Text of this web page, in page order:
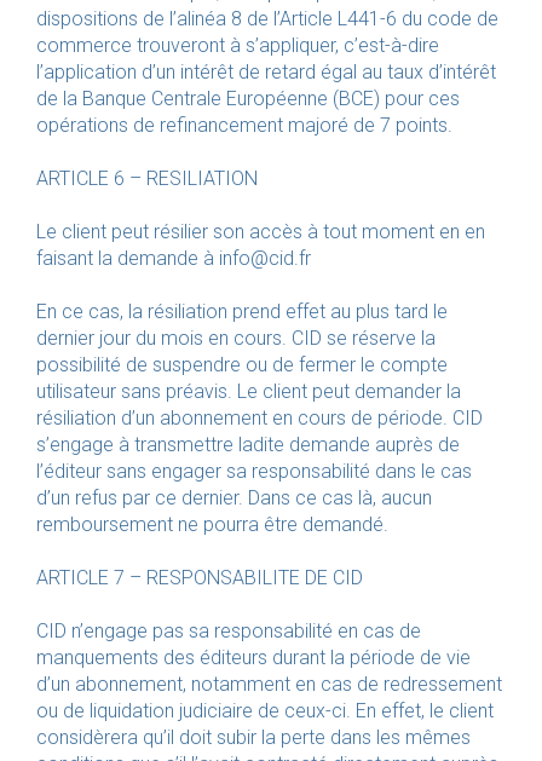
dispositions de l’alinéa 8 de l’Article L441-6 du code de
commerce trouveront à s’appliquer, c’est-à-dire
l’application d’un intérêt de retard égal au taux d’intérêt
de la Banque Centrale Européenne (BCE) pour ces
opérations de refinancement majoré de 7 points.
ARTICLE 6 – RESILIATION
Le client peut résilier son accès à tout moment en en
faisant la demande à info@cid.fr
En ce cas, la résiliation prend effet au plus tard le
dernier jour du mois en cours. CID se réserve la
possibilité de suspendre ou de fermer le compte
utilisateur sans préavis. Le client peut demander la
résiliation d’un abonnement en cours de période. CID
s’engage à transmettre ladite demande auprès de
l’éditeur sans engager sa responsabilité dans le cas
d’un refus par ce dernier. Dans ce cas là, aucun
remboursement ne pourra être demandé.
ARTICLE 7 – RESPONSABILITE DE CID
CID n’engage pas sa responsabilité en cas de
manquements des éditeurs durant la période de vie
d’un abonnement, notamment en cas de redressement
ou de liquidation judiciaire de ceux-ci. En effet, le client
considèrera qu’il doit subir la perte dans les mêmes